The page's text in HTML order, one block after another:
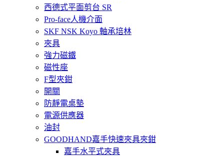
西德式平面剪台 SR
Pro-face人機介面
SKF NSK Koyo 軸承培林
夾具
強力磁鐵
磁性座
F型夾鉗
開關
防靜電桌墊
電源供應器
油封
GOODHAND嘉手快速夾具夾鉗
嘉手水平式夾具